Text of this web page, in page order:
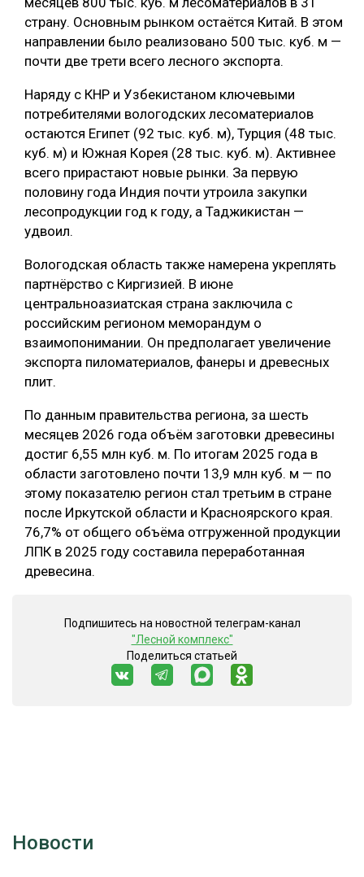
страну. Основным рынком остаётся Китай. В этом
направлении было реализовано 500 тыс. куб. м —
почти две трети всего лесного экспорта.
Наряду с КНР и Узбекистаном ключевыми
потребителями вологодских лесоматериалов
остаются Египет (92 тыс. куб. м), Турция (48 тыс.
куб. м) и Южная Корея (28 тыс. куб. м). Активнее
всего прирастают новые рынки. За первую
половину года Индия почти утроила закупки
лесопродукции год к году, а Таджикистан —
удвоил.
Вологодская область также намерена укреплять
партнёрство с Киргизией. В июне
центральноазиатская страна заключила с
российским регионом меморандум о
взаимопонимании. Он предполагает увеличение
экспорта пиломатериалов, фанеры и древесных
плит.
По данным правительства региона, за шесть
месяцев 2026 года объём заготовки древесины
достиг 6,55 млн куб. м. По итогам 2025 года в
области заготовлено почти 13,9 млн куб. м — по
этому показателю регион стал третьим в стране
после Иркутской области и Красноярского края.
76,7% от общего объёма отгруженной продукции
ЛПК в 2025 году составила переработанная
древесина.
Подпишитесь на новостной телеграм-канал
"Лесной комплекс"
Поделиться статьей
Новости